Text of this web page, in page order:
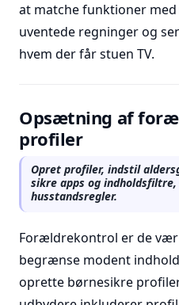
at matche funktioner
uventede regninger og
hvem der får stuen TV.
Opsætning af
profiler
Opret profiler, indstil
sikre apps og
husstandsregler.
Forældrekontrol er de
begrænse modent
oprette børnesikre